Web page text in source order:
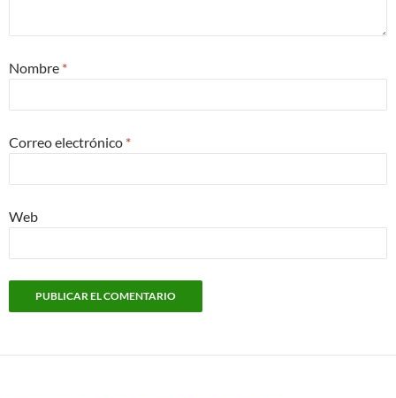
Nombre *
Correo electrónico *
Web